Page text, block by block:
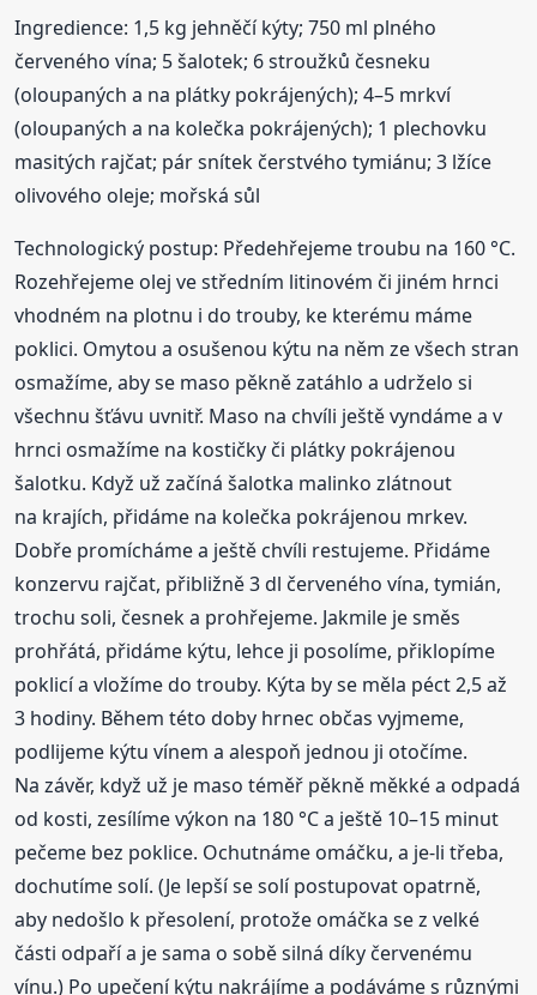
Ingredience: 1,5 kg jehněčí kýty; 750 ml plného
červeného vína; 5 šalotek; 6 stroužků česneku
(oloupaných a na plátky pokrájených); 4–5 mrkví
(oloupaných a na kolečka pokrájených); 1 plechovku
masitých rajčat; pár snítek čerstvého tymiánu; 3 lžíce
olivového oleje; mořská sůl
Technologický postup: Předehřejeme troubu na 160 °C.
Rozehřejeme olej ve středním litinovém či jiném hrnci
vhodném na plotnu i do trouby, ke kterému máme
poklici. Omytou a osušenou kýtu na něm ze všech stran
osmažíme, aby se maso pěkně zatáhlo a udrželo si
všechnu šťávu uvnitř. Maso na chvíli ještě vyndáme a v
hrnci osmažíme na kostičky či plátky pokrájenou
šalotku. Když už začíná šalotka malinko zlátnout
na krajích, přidáme na kolečka pokrájenou mrkev.
Dobře promícháme a ještě chvíli restujeme. Přidáme
konzervu rajčat, přibližně 3 dl červeného vína, tymián,
trochu soli, česnek a prohřejeme. Jakmile je směs
prohřátá, přidáme kýtu, lehce ji posolíme, přiklopíme
poklicí a vložíme do trouby. Kýta by se měla péct 2,5 až
3 hodiny. Během této doby hrnec občas vyjmeme,
podlijeme kýtu vínem a alespoň jednou ji otočíme.
Na závěr, když už je maso téměř pěkně měkké a odpadá
od kosti, zesílíme výkon na 180 °C a ještě 10–15 minut
pečeme bez poklice. Ochutnáme omáčku, a je-li třeba,
dochutíme solí. (Je lepší se solí postupovat opatrně,
aby nedošlo k přesolení, protože omáčka se z velké
části odpaří a je sama o sobě silná díky červenému
vínu.) Po upečení kýtu nakrájíme a podáváme s různými